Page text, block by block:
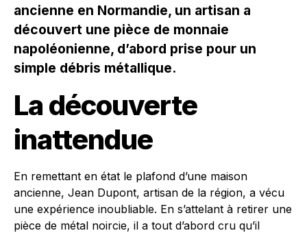
ancienne en Normandie, un artisan a
découvert une pièce de monnaie
napoléonienne, d’abord prise pour un
simple débris métallique.
La découverte
inattendue
En remettant en état le plafond d’une maison
ancienne, Jean Dupont, artisan de la région, a vécu
une expérience inoubliable. En s’attelant à retirer une
pièce de métal noircie, il a tout d’abord cru qu’il